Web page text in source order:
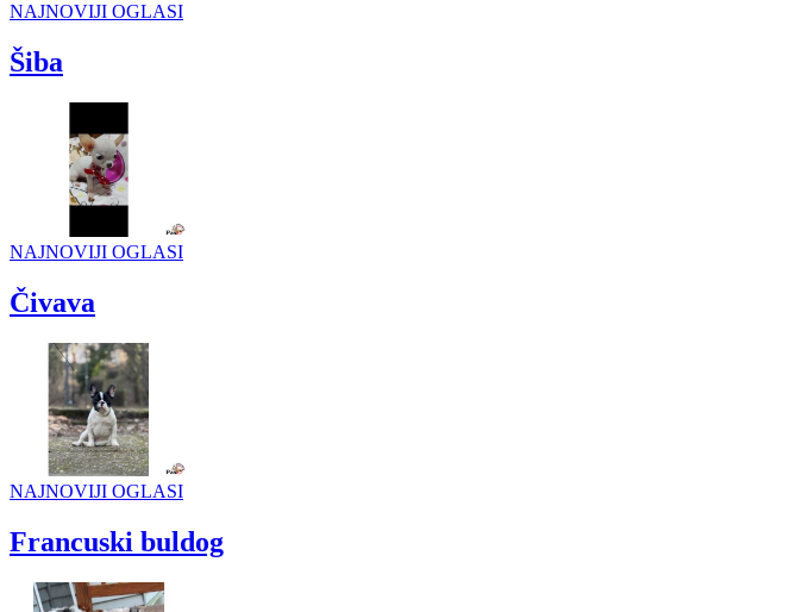
NAJNOVIJI OGLASI
Šiba
NAJNOVIJI OGLASI
Čivava
NAJNOVIJI OGLASI
Francuski buldog